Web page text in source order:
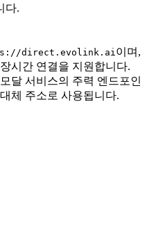
다.
direct.evolink.ai 이며,
시간 연결을 지원합니다.
달 서비스의 주력 엔드포인
체 주소로 사용됩니다.